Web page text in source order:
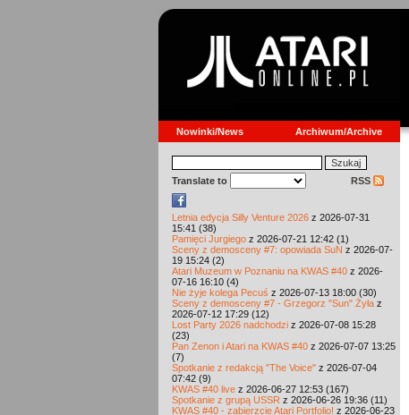
Nowinki/News Archiwum/Archive
Translate to RSS
Letnia edycja Silly Venture 2026 z 2026-07-31
15:41 (38)
Pamięci Jurgiego z 2026-07-21 12:42 (1)
Sceny z demosceny #7: opowiada SuN z 2026-07-
19 15:24 (2)
Atari Muzeum w Poznaniu na KWAS #40 z 2026-
07-16 16:10 (4)
Nie żyje kolega Pecuś z 2026-07-13 18:00 (30)
Sceny z demosceny #7 - Grzegorz "Sun" Żyła z
2026-07-12 17:29 (12)
Lost Party 2026 nadchodzi z 2026-07-08 15:28
(23)
Pan Zenon i Atari na KWAS #40 z 2026-07-07 13:25
(7)
Spotkanie z redakcją "The Voice" z 2026-07-04
07:42 (9)
KWAS #40 live z 2026-06-27 12:53 (167)
Spotkanie z grupą USSR z 2026-06-26 19:36 (11)
KWAS #40 - zabierzcie Atari Portfolio! z 2026-06-23